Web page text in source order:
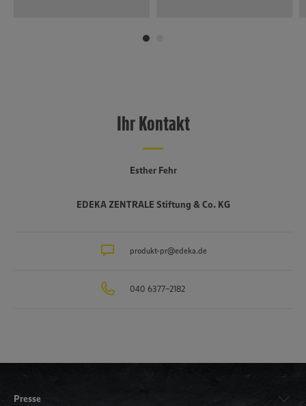
Ihr Kontakt
Esther Fehr
EDEKA ZENTRALE Stiftung & Co. KG
produkt-pr@edeka.de
040 6377-2182
Presse